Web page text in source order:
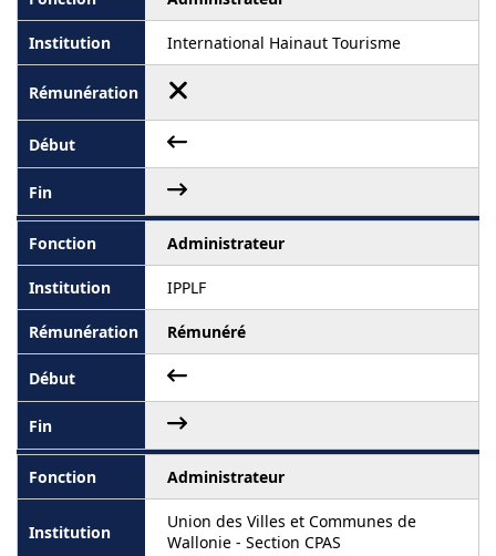
International Hainaut Tourisme
Administrateur
IPPLF
Rémunéré
Administrateur
Union des Villes et Communes de
Wallonie - Section CPAS